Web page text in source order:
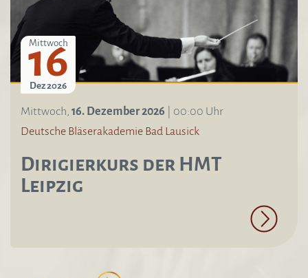
Mittwoch
16
Dez 2026
Mittwoch, 16. Dezember 2026 | 00:00 Uhr
Deutsche Bläserakademie Bad Lausick
Dirigierkurs der HMT
Leipzig